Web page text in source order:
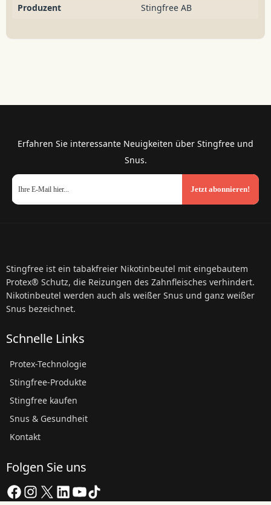
Produzent
Stingfree AB
Erfahren Sie interessante Neuigkeiten über Stingfree und
Snus.
Jetzt abonnieren!
Stingfree ist ein tabakfreier Nikotinbeutel mit eingebautem
Protex® Schutz, die Reizungen des Zahnfleisches verhindert.
Nikotinbeutel werden auch als weißer Snus und ganz weißer
Snus bezeichnet.
Schnelle Links
Protex-Technologie
Stingfree-Produkte
Stingfree kaufen
Snus & Gesundheit
Kontakt
Folgen Sie uns
Facebook
Instagram
X LinkedIn
YouTube
TikTok